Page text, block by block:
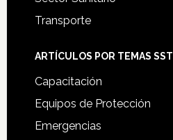
Transporte
ARTÍCULOS POR TEMAS SST
Capacitación
Equipos de Protección
Emergencias